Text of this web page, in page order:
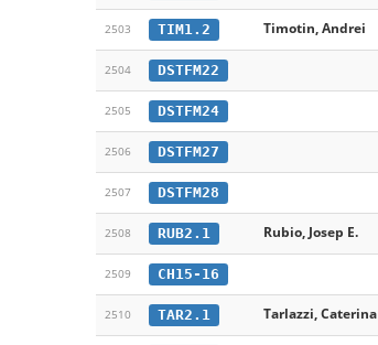
2503 TIM1.2 Timotin, Andrei
2504 DSTFM22
2505 DSTFM24
2506 DSTFM27
2507 DSTFM28
2508 RUB2.1 Rubio, Josep E.
2509 CH15-16
2510 TAR2.1 Tarlazzi, Caterina